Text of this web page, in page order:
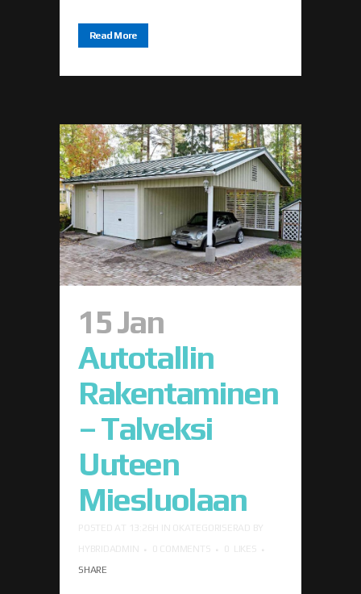
Read More
15 Jan
Autotallin
Rakentaminen
– Talveksi
Uuteen
Miesluolaan
SHARE